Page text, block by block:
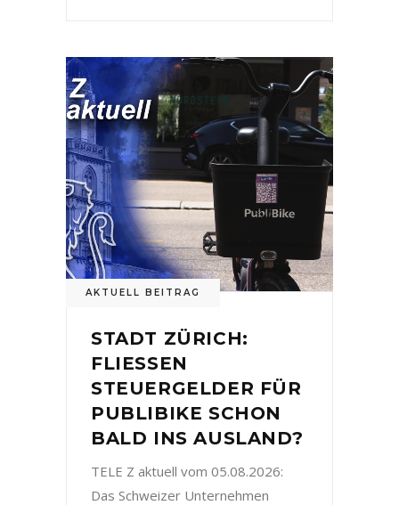
AKTUELL BEITRAG
STADT ZÜRICH:
FLIESSEN
STEUERGELDER FÜR
PUBLIBIKE SCHON
BALD INS AUSLAND?
TELE Z aktuell vom 05.08.2026:
Das Schweizer Unternehmen